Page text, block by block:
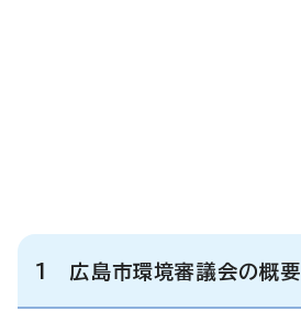
1 広島市環境審議会の概要